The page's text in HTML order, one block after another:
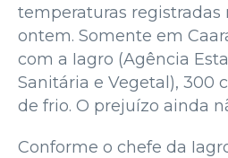
temperaturas
ontem. Somente em
com a Iagro (Agência
Sanitária e Vegetal), 300
de frio. O prejuízo ainda
Conforme o chefe da